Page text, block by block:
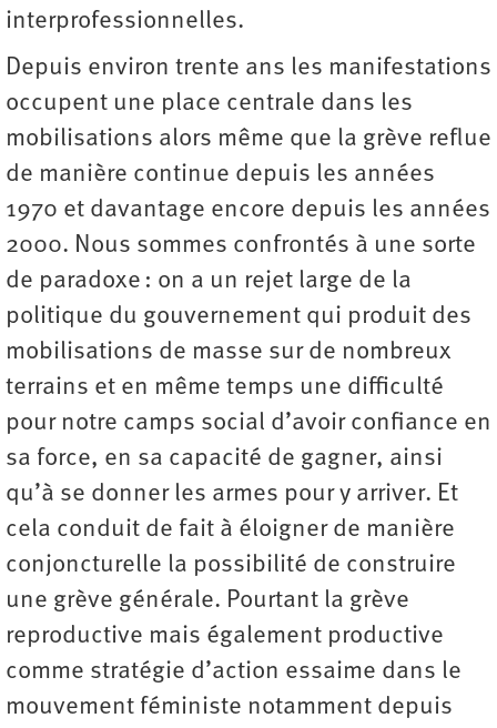
interprofessionnelles.
Depuis environ trente ans les manifestations
occupent une place centrale dans les
mobilisations alors même que la grève reflue
de manière continue depuis les années
1970 et davantage encore depuis les années
2000. Nous sommes confrontés à une sorte
de paradoxe : on a un rejet large de la
politique du gouvernement qui produit des
mobilisations de masse sur de nombreux
terrains et en même temps une difficulté
pour notre camps social d’avoir confiance en
sa force, en sa capacité de gagner, ainsi
qu’à se donner les armes pour y arriver. Et
cela conduit de fait à éloigner de manière
conjoncturelle la possibilité de construire
une grève générale. Pourtant la grève
reproductive mais également productive
comme stratégie d’action essaime dans le
mouvement féministe notamment depuis